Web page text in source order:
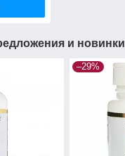
и новинки
–29%